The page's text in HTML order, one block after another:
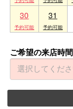
30 31
ご希望の来店時間